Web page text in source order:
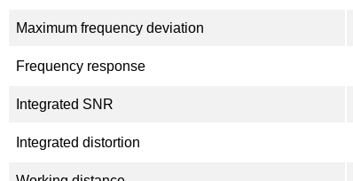
Maximum frequency deviation
Frequency response
Integrated SNR
Integrated distortion